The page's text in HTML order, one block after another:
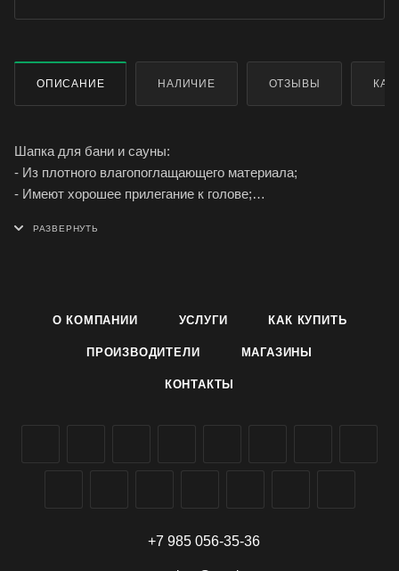
ОПИСАНИЕ НАЛИЧИЕ ОТЗЫВЫ
Шапка для бани и сауны:
- Из плотного влагопоглащающего материала;
- Имеют хорошее прилегание к голове;
- Качественно и аккуратно пошиты;
О КОМПАНИИ УСЛУГИ КАК КУПИТЬ
ПРОИЗВОДИТЕЛИ МАГАЗИНЫ
КОНТАКТЫ
+7 985 056-35-36